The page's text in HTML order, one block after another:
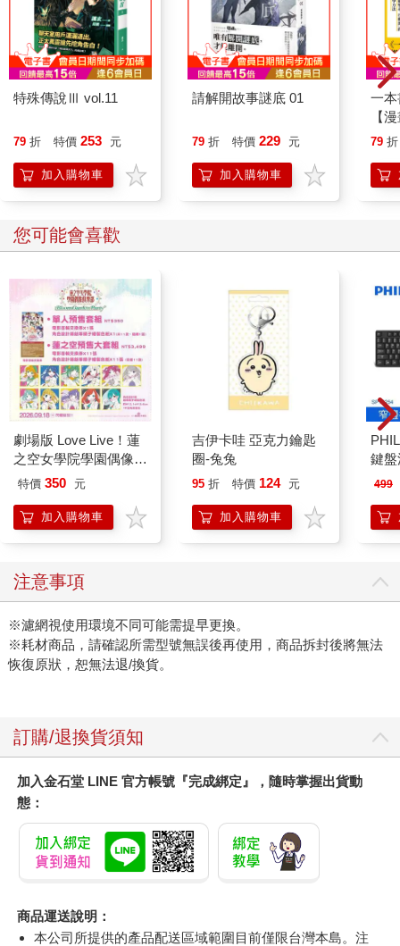
特殊傳說Ⅲ vol.11
79 折 特價 253 元
加入購物車
請解開故事謎底 01
79 折 特價 229 元
加入購物車
一
【
行
「
學方
79 折
您可能會喜歡
劇場版 Love Live！蓮
之空女學院學園偶像俱
樂部 Bloom Garden
特價 350 元
加入購物車
吉伊卡哇 亞克力鑰匙
圈-兔兔
95 折 特價 124 元
加入購物車
鍵盤
499
注意事項
※濾網視使用環境不同可能需提早更換。
※耗材商品，請確認所需型號無誤後再使用，商品拆封後將無法
恢復原狀，恕無法退/換貨。
訂購/退換貨須知
加入金石堂 LINE 官方帳號『完成綁定』，隨時掌握出貨動
態：
商品運送說明：
本公司所提供的產品配送區域範圍目前僅限台灣本島。注